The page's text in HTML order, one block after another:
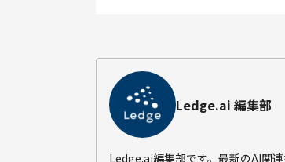
Ledge.ai 編集部
Ledge.ai編集部です。最新のAI関